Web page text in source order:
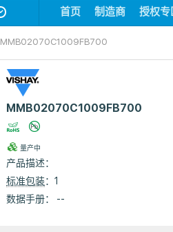
首页 制造商 授权专
MMB02070C1009FB700
MMB02070C1009FB700
量产中
产品描述：
标准包装：1
数据手册： --